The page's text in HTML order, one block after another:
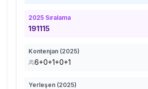
2025 Sıralama
191115
Kontenjan (2025)
6+0+1+0+1
Yerleşen (2025)